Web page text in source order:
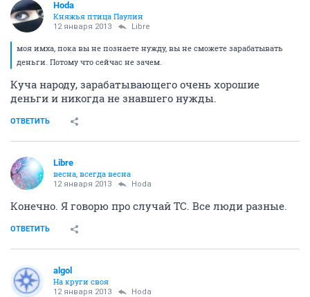
Hoda
Княжья птица Паулин
12 января 2013 Libre
моя имха, пока вы не познаете нужду, вы не сможете зарабатывать
деньги. Потому что сейчас не зачем.
Куча народу, зарабатывающего очень хорошие
деньги и никогда не знавшего нужды.
ОТВЕТИТЬ
Libre
весна, всегда весна
12 января 2013 Hoda
Конечно. Я говорю про случай ТС. Все люди разные.
ОТВЕТИТЬ
algol
На круги своя
12 января 2013 Hoda